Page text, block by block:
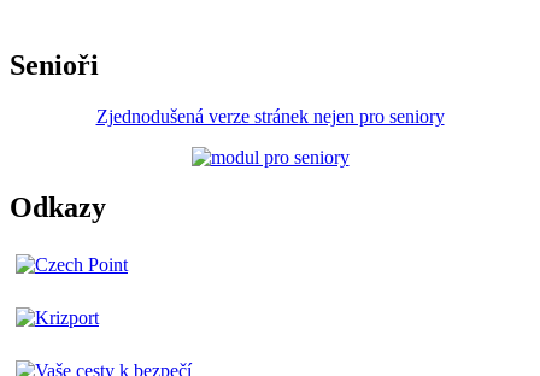
Senioři
Zjednodušená verze stránek nejen pro seniory
Odkazy